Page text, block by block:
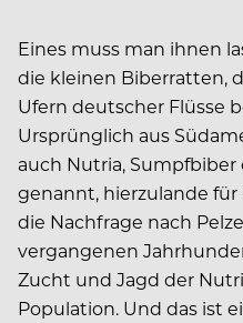
Eines muss man ihnen
die kleinen Biberratten,
Ufern deutscher Flüsse
Ursprünglich aus
auch Nutria,
genannt, hierzulande
die Nachfrage nach
vergangenen
Zucht und Jagd der
Population. Und das ist